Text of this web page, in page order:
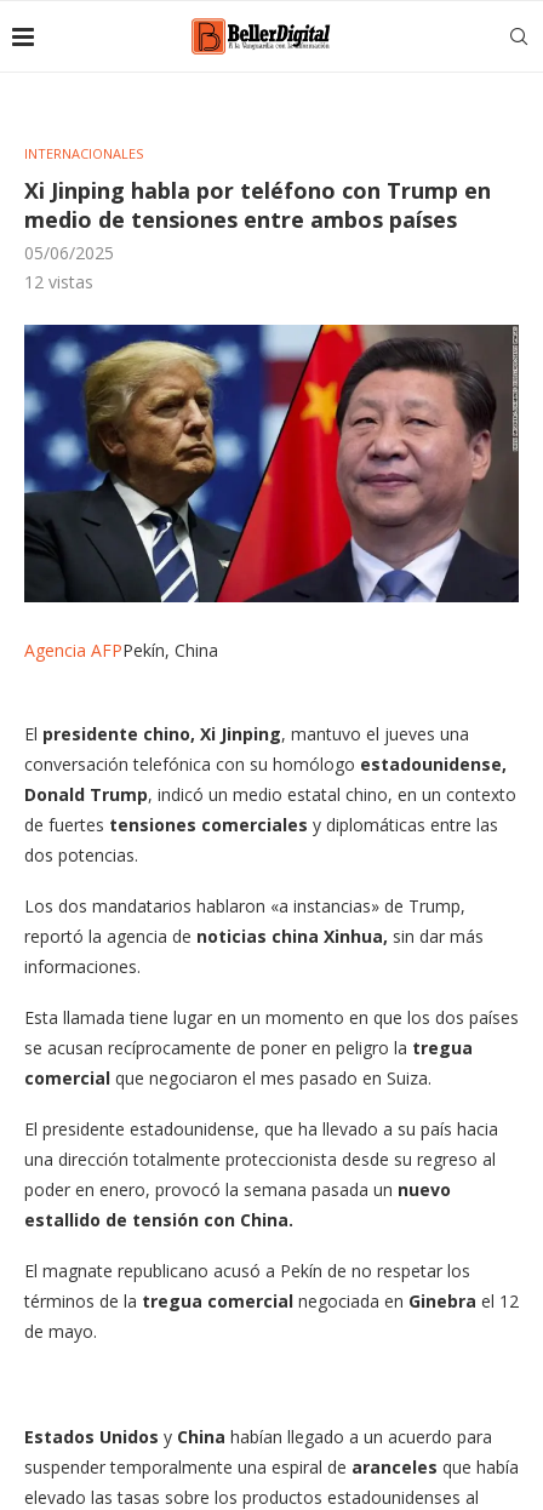
INTERNACIONALES
Xi Jinping habla por teléfono con Trump en
medio de tensiones entre ambos países
05/06/2025
12 vistas
Agencia AFPPekín, China
El presidente chino, Xi Jinping, mantuvo el jueves una
conversación telefónica con su homólogo estadounidense,
Donald Trump, indicó un medio estatal chino, en un contexto
de fuertes tensiones comerciales y diplomáticas entre las
dos potencias.
Los dos mandatarios hablaron «a instancias» de Trump,
reportó la agencia de noticias china Xinhua, sin dar más
informaciones.
Esta llamada tiene lugar en un momento en que los dos países
se acusan recíprocamente de poner en peligro la tregua
comercial que negociaron el mes pasado en Suiza.
El presidente estadounidense, que ha llevado a su país hacia
una dirección totalmente proteccionista desde su regreso al
poder en enero, provocó la semana pasada un nuevo
estallido de tensión con China.
El magnate republicano acusó a Pekín de no respetar los
términos de la tregua comercial negociada en Ginebra el 12
de mayo.
Estados Unidos y China habían llegado a un acuerdo para
suspender temporalmente una espiral de aranceles que había
elevado las tasas sobre los productos estadounidenses al